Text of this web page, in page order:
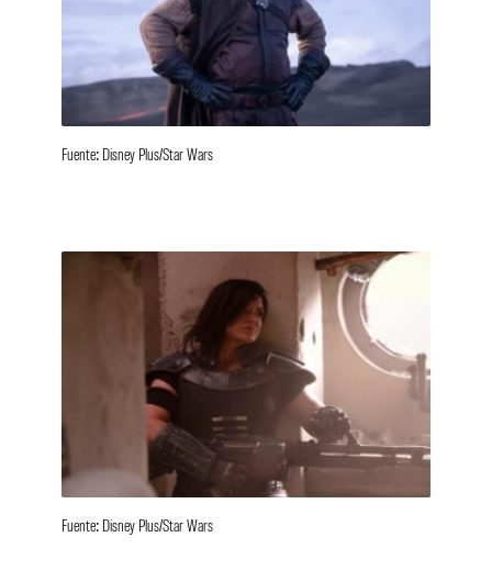
Fuente: Disney Plus/Star Wars
Fuente: Disney Plus/Star Wars